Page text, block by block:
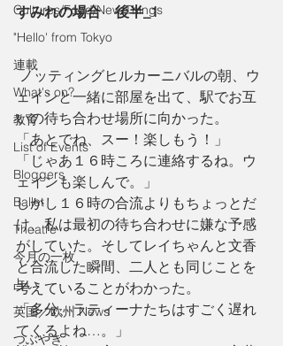
Cultures/Food/New Things
"Hello' from Tokyo
連載
What's on?
教育
List of Events
Bloggers
Ballet
Theatre
今月の一枚
占い
英国／欧州 News
つぶやき
すみれの場合　後半_1
ノッティングヒルカーニバルの朝、ウ
ェインと一緒に部屋を出て、駅でお互
いの待ち合わせ場所に向かった。
「あとでね、スー！楽しもう！」
「じゃあ１６時ころに連絡するね。ウ
ェインも楽しんで。」
しかし１６時の合流よりもちょっとだ
け、私は最初の待ち合わせに嫌な予感
がしていた。そしてレイちゃんと文香
と合流した瞬間、二人とも同じことを
考えていることがわかった。
「多分、ラティーナたちはすごく遅れ
てくるよね…。」